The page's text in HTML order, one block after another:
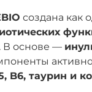
создана как
В основе —
B6, таурин и